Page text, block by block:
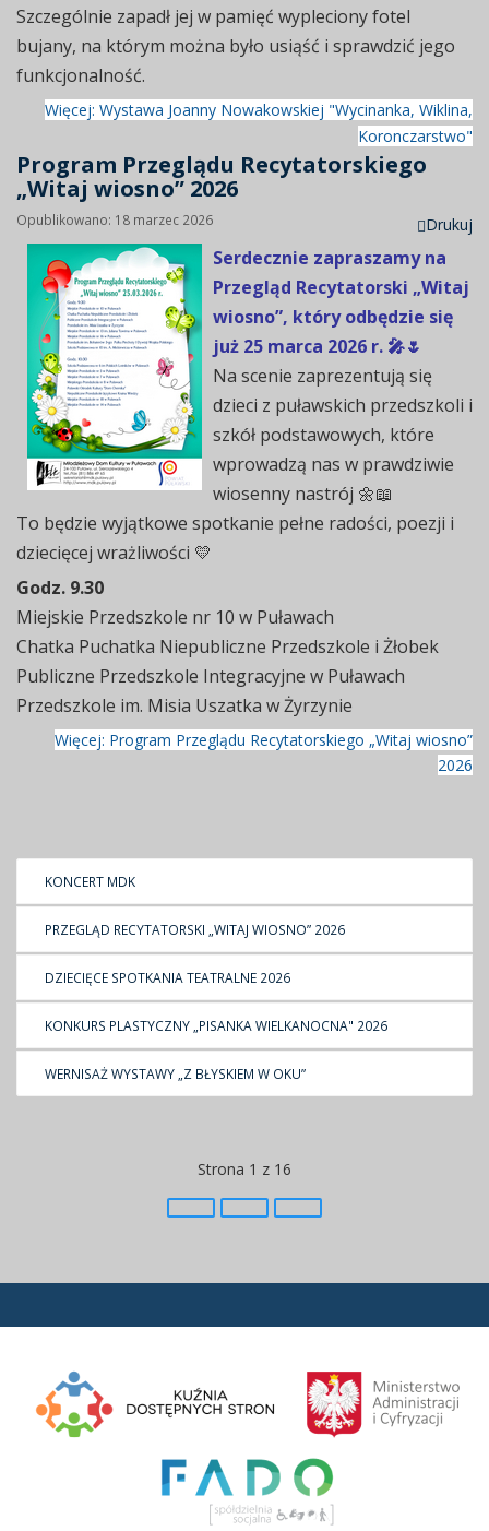
Szczególnie zapadł jej w pamięć wypleciony fotel
bujany, na którym można było usiąść i sprawdzić jego
funkcjonalność.
Więcej: Wystawa Joanny Nowakowskiej "Wycinanka, Wiklina,
Koronczarstwo"
Program Przeglądu Recytatorskiego
„Witaj wiosno” 2026
Drukuj
Opublikowano: 18 marzec 2026
Serdecznie zapraszamy na
Przegląd Recytatorski „Witaj
wiosno”, który odbędzie się
już 25 marca 2026 r. 🎤🌷
Na scenie zaprezentują się
dzieci z puławskich przedszkoli i
szkół podstawowych, które
wprowadzą nas w prawdziwie
wiosenny nastrój 🌼📖
To będzie wyjątkowe spotkanie pełne radości, poezji i
dziecięcej wrażliwości 💛
Godz. 9.30
Miejskie Przedszkole nr 10 w Puławach
Chatka Puchatka Niepubliczne Przedszkole i Żłobek
Publiczne Przedszkole Integracyjne w Puławach
Przedszkole im. Misia Uszatka w Żyrzynie
Więcej: Program Przeglądu Recytatorskiego „Witaj wiosno”
2026
KONCERT MDK
PRZEGLĄD RECYTATORSKI „WITAJ WIOSNO” 2026
DZIECIĘCE SPOTKANIA TEATRALNE 2026
KONKURS PLASTYCZNY „PISANKA WIELKANOCNA" 2026
WERNISAŻ WYSTAWY „Z BŁYSKIEM W OKU”
Strona 1 z 16